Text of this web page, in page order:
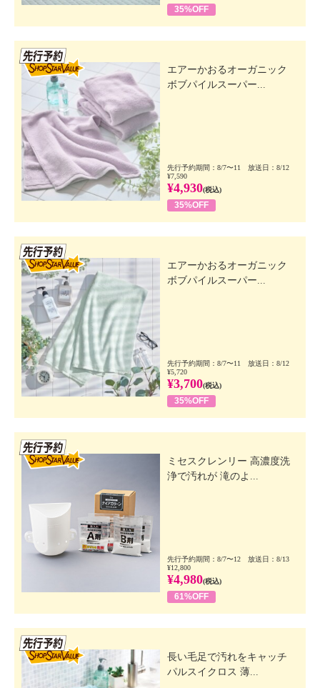
35%OFF
エアーかおるオーガニック
ボブパイルスーパー...
先行予約期間：8/7〜11 放送日：8/12
¥7,590
¥4,930(税込)
35%OFF
エアーかおるオーガニック
ボブパイルスーパー...
先行予約期間：8/7〜11 放送日：8/12
¥5,720
¥3,700(税込)
35%OFF
ミセスクレンリー 高濃度洗
浄で汚れが 滝のよ...
先行予約期間：8/7〜12 放送日：8/13
¥12,800
¥4,980(税込)
61%OFF
長い毛足で汚れをキャッチ
パルスイクロス 薄...